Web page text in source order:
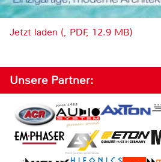
Jetzt laden (, PDF, 12.9 MB)
Unsere Partner: